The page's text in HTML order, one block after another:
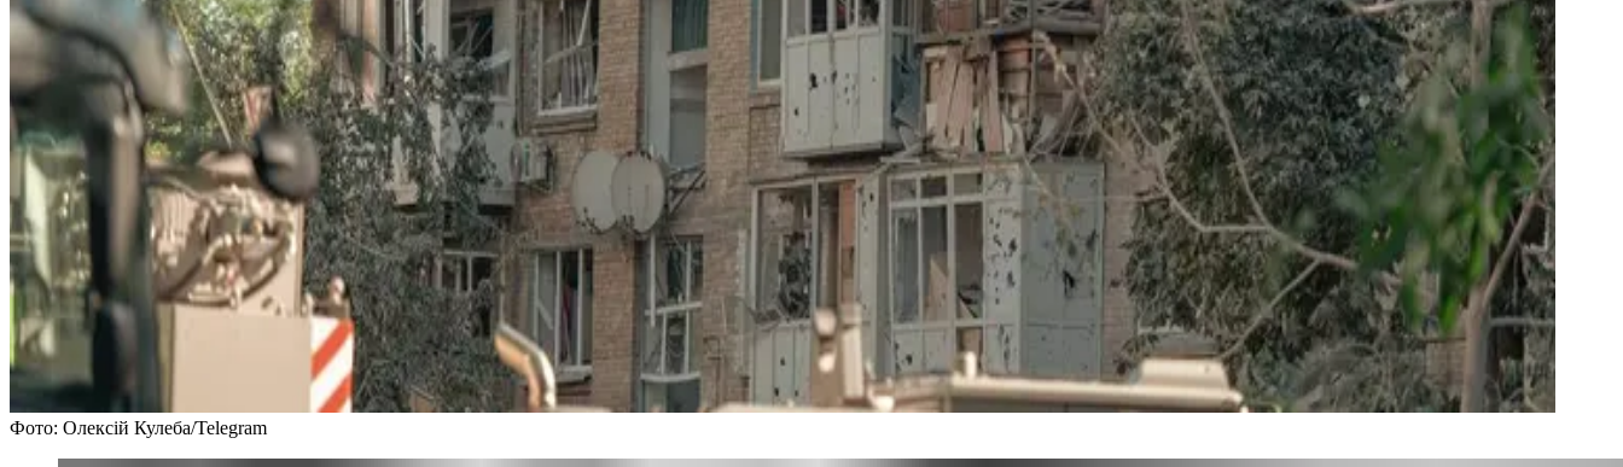
Фото: Олексій Кулеба/Telegram